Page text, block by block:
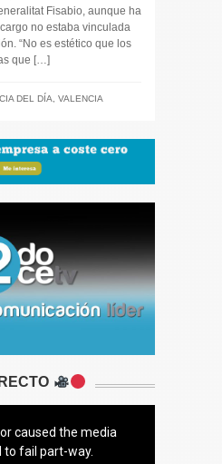
Fisabio, aunque ha
no estaba vinculada
“No es estético que los
que […]
DEL DÍA VALENCIA
caused the media
to fail part-way.